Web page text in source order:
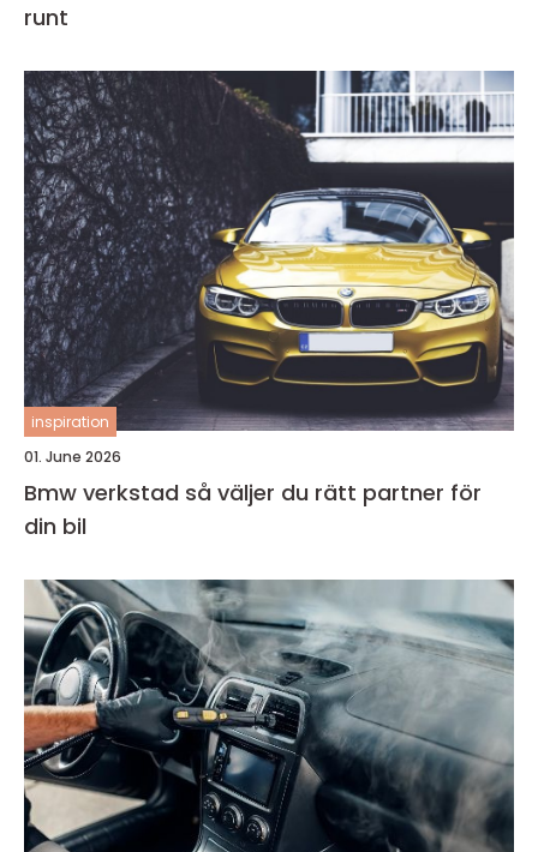
runt
inspiration
01. June 2026
Bmw verkstad så väljer du rätt partner för
din bil